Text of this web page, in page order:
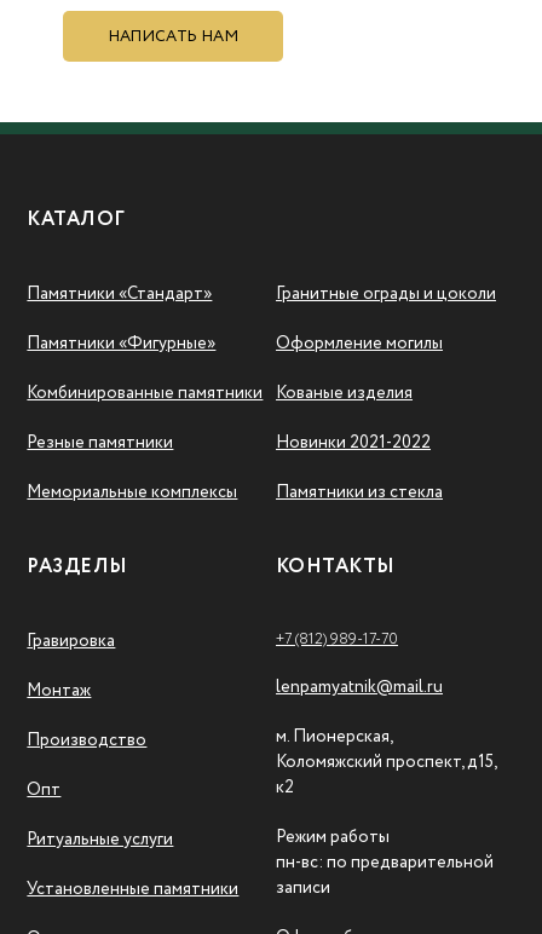
НАПИСАТЬ НАМ
КАТАЛОГ
Памятники «Стандарт»
Памятники «Фигурные»
Комбинированные памятники
Резные памятники
Мемориальные комплексы
Гранитные ограды и цоколи
Оформление могилы
Кованые изделия
Новинки 2021-2022
Памятники из стекла
РАЗДЕЛЫ
Гравировка
Монтаж
Производство
Опт
Ритуальные услуги
Установленные памятники
КОНТАКТЫ
+7 (812) 989-17-70
lenpamyatnik@mail.ru
м. Пионерская,
Коломяжский проспект, д15,
к2
Режим работы
пн-вс: по предварительной
записи